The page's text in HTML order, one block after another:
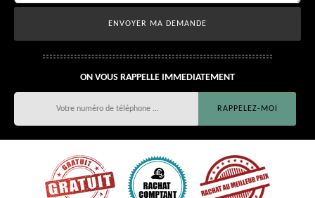
ON VOUS RAPPELLE IMMEDIATEMENT